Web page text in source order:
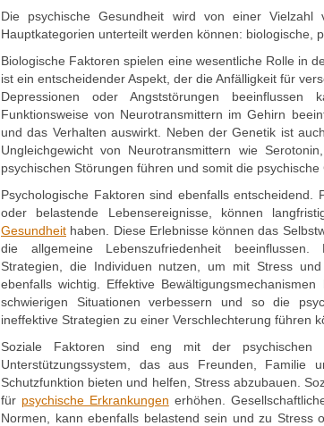
Die psychische Gesundheit wird von einer
Hauptkategorien unterteilt werden können: biologische,
Biologische Faktoren spielen eine wesentliche Rolle in
ist ein entscheidender Aspekt, der die Anfälligkeit für
Depressionen oder Angststörungen
Funktionsweise von Neurotransmittern im Gehirn
und das Verhalten auswirkt. Neben der Genetik ist
Ungleichgewicht von Neurotransmittern wie
psychischen Störungen führen und somit die psychische
Psychologische Faktoren sind ebenfalls entscheidend.
oder belastende Lebensereignisse, können
Gesundheit haben. Diese Erlebnisse können das
die allgemeine Lebenszufriedenheit beeinflussen.
Strategien, die Individuen nutzen, um mit Stress
ebenfalls wichtig. Effektive
schwierigen Situationen verbessern und so die
ineffektive Strategien zu einer Verschlechterung führen
Soziale Faktoren sind eng mit der psychischen
Unterstützungssystem, das aus Freunden, Familie
Schutzfunktion bieten und helfen, Stress abzubauen.
für psychische Erkrankungen erhöhen.
Normen, kann ebenfalls belastend sein und zu Stress